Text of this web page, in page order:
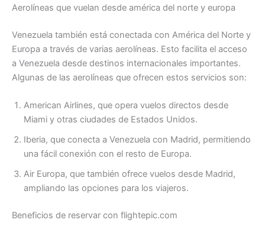
Aerolíneas que vuelan desde américa del norte y europa
Venezuela también está conectada con América del Norte y
Europa a través de varias aerolíneas. Esto facilita el acceso
a Venezuela desde destinos internacionales importantes.
Algunas de las aerolíneas que ofrecen estos servicios son:
American Airlines, que opera vuelos directos desde
Miami y otras ciudades de Estados Unidos.
Iberia, que conecta a Venezuela con Madrid, permitiendo
una fácil conexión con el resto de Europa.
Air Europa, que también ofrece vuelos desde Madrid,
ampliando las opciones para los viajeros.
Beneficios de reservar con flightepic.com